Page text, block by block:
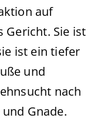
auf
Gericht. Sie ist
ist ein tiefer
und
nach
Gnade.